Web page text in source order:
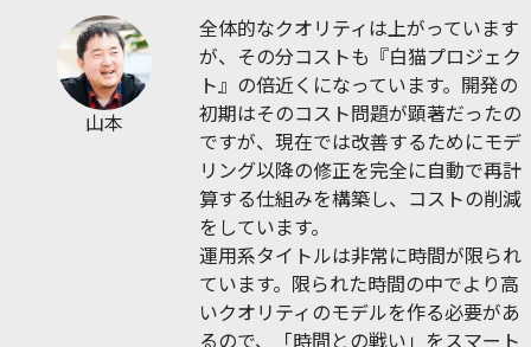
山本
全体的なクオリティは上がっています
が、その分コストも『白猫プロジェク
ト』の倍近くになっています。開発の
初期はそのコスト問題が顕著だったの
ですが、現在では改善するためにモデ
リング以降の修正を完全に自動で再計
算する仕組みを構築し、コストの削減
をしています。
運用系タイトルは非常に時間が限られ
ています。限られた時間の中でより高
いクオリティのモデルを作る必要があ
るので、「時間との戦い」をスマート